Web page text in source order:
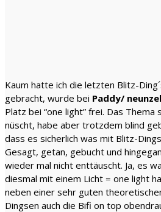
Kaum hatte ich die letzten Blitz-
gebracht, wurde bei Paddy/
Platz bei “one light” frei. Das
nüscht, habe aber trotzdem blind
dass es sicherlich was mit Blitz-
Gesagt, getan, gebucht und
wieder mal nicht enttäuscht. Ja, es
diesmal mit einem Licht = one light
neben einer sehr guten
Dingsen auch die Bifi on top